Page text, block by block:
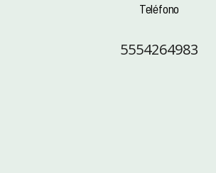
Teléfono
5554264983